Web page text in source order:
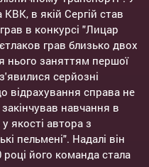
КВК, в якій Сергій став
в конкурсі "Лицар
грав близько двох
нього заняттям першої
серйозні
відрахування справа не
навчання в
якості автора з
пельмені". Надалі він
році його команда стала